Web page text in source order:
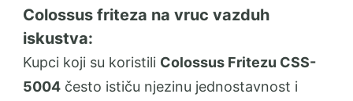
Colossus friteza na vruc vazduh
iskustva:
Kupci koji su koristili Colossus Fritezu CSS-
5004 često ističu njezinu jednostavnost i